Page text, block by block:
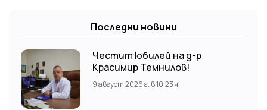
Последни новини
Честит юбилей на д-р
Красимир Темнилов!
9 август 2026 г. в 10:23 ч.